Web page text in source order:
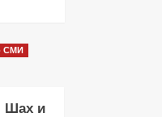
СМИ
Шах и